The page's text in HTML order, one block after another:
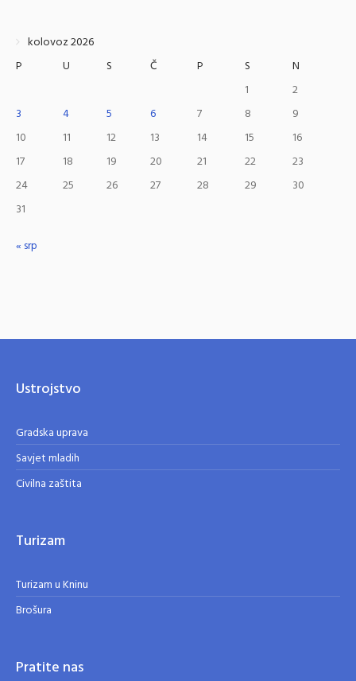
kolovoz 2026
P
U S Č P S
N
1
2
3
4 5 6 7 8
9
10
11 12 13 14 15
16
17
18 19 20 21 22
23
24
25 26 27 28 29
30
31
« srp
Ustrojstvo
Gradska uprava
Savjet mladih
Civilna zaštita
Turizam
Turizam u Kninu
Brošura
Pratite nas